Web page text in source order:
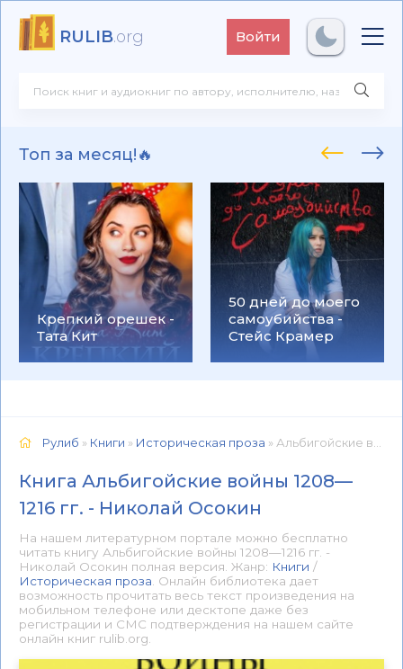
RULIB.org Войти
Топ за месяц!🔥
Крепкий орешек -
Тата Кит
50 дней до моего
самоубийства -
Стейс Крамер
Рулиб » Книги » Историческая проза » Альбигойские войны 1208—1216 гг. - Николай Осокин 📕 - Книга онлайн бесплатно
Книга Альбигойские войны 1208—
1216 гг. - Николай Осокин
На нашем литературном портале можно бесплатно
читать книгу Альбигойские войны 1208—1216 гг. -
Николай Осокин полная версия. Жанр: Книги /
Историческая проза . Онлайн библиотека дает
возможность прочитать весь текст произведения на
мобильном телефоне или десктопе даже без
регистрации и СМС подтверждения на нашем сайте
онлайн книг rulib.org.